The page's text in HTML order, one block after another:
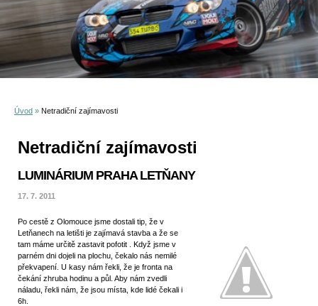
Úvod » Netradiční zajímavosti
Netradiční zajímavosti
LUMINÁRIUM PRAHA LETŇANY
17. 7. 2011
Po cestě z Olomouce jsme dostali tip, že v
Letňanech na letišti je zajímavá stavba a že se
tam máme určitě zastavit pofotit . Když jsme v
parném dni dojeli na plochu, čekalo nás nemilé
překvapení. U kasy nám řekli, že je fronta na
čekání zhruba hodinu a půl. Aby nám zvedli
náladu, řekli nám, že jsou místa, kde lidé čekali i
6h.